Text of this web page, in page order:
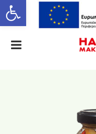
Ανοίξτε τη γραμμή εργαλείων